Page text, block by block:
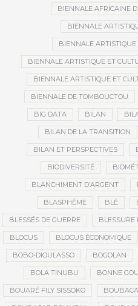
BIENNALE AFRICAINE
BIENNALE
BIENNALE ARTISTIQUE
BIENNALE ARTISTIQUE ET
BIENNALE ARTISTIQUE ET
BIENNALE DE TOMBOUCTOU
BIG DATA BILAN
BILAN DE LA TRANSITION
BILAN ET PERSPECTIVES
BIODIVERSITÉ
BLANCHIMENT D’ARGENT
BLASPHÈME BLÉ
BLESSÉS DE GUERRE BLESSURE
BLOCUS BLOCUS ÉCONOMIQUE
BOBO-DIOULASSO BOGOLAN
BOLA TINUBU BONNE
BOUARÉ FILY SISSOKO